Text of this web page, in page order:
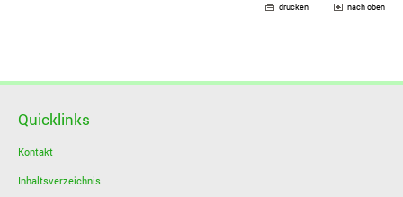
drucken nach oben
Quicklinks
Kontakt
Inhaltsverzeichnis